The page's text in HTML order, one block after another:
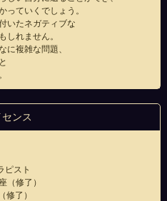
っていくでしょう。
いたネガティブな
しれません。
に複雑な問題、
ンス
ピスト
（修了）
修了）